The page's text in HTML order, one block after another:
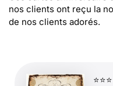
nos clients ont reçu la
de nos clients adorés.